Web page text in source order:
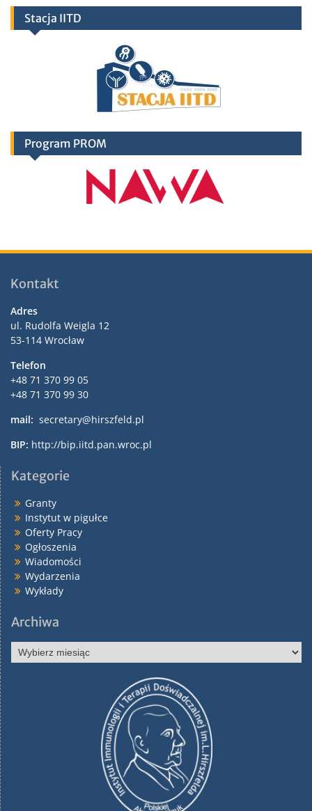
Stacja IITD
Program PROM
Kontakt
Adres
ul. Rudolfa Weigla 12
53-114 Wrocław
Telefon
+48 71 370 99 05
+48 71 370 99 30
mail: secretary@hirszfeld.pl
BIP: http://bip.iitd.pan.wroc.pl
Kategorie
Granty
Instytut w pigułce
Oferty Pracy
Ogłoszenia
Wiadomości
Wydarzenia
Wykłady
Archiwa
Archiwa